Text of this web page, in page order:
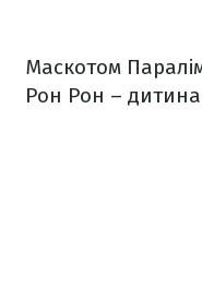
Маскотом
Рон Рон –